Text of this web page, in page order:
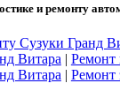
и ремонту
Сузуки Гранд
Витара | Ремонт
Витара | Ремонт